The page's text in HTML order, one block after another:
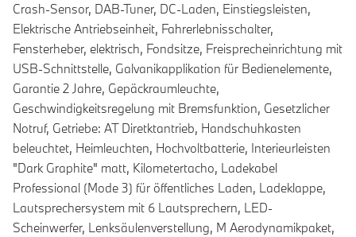
Crash-Sensor, DAB-Tuner, DC-Laden, Einstiegsleisten,
Elektrische Antriebseinheit, Fahrerlebnisschalter,
Fensterheber, elektrisch, Fondsitze, Freisprecheinrichtung mit
USB-Schnittstelle, Galvanikapplikation für Bedienelemente,
Garantie 2 Jahre, Gepäckraumleuchte,
Geschwindigkeitsregelung mit Bremsfunktion, Gesetzlicher
Notruf, Getriebe: AT Diretktantrieb, Handschuhkasten
beleuchtet, Heimleuchten, Hochvoltbatterie, Interieurleisten
"Dark Graphite" matt, Kilometertacho, Ladekabel
Professional (Mode 3) für öffentliches Laden, Ladeklappe,
Lautsprechersystem mit 6 Lautsprechern, LED-
Scheinwerfer, Lenksäulenverstellung, M Aerodynamikpaket,